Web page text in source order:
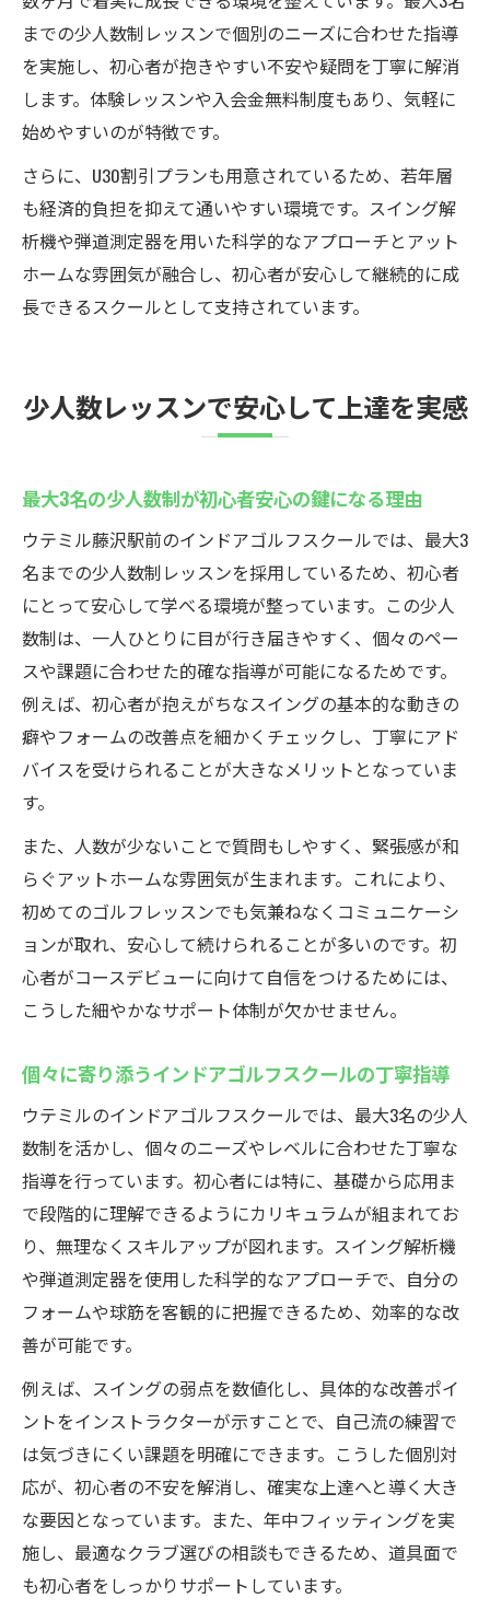
までの少人数制レッスンで個別のニーズに合わせた指導
を実施し、初心者が抱きやすい不安や疑問を丁寧に解消
します。体験レッスンや入会金無料制度もあり、気軽に
始めやすいのが特徴です。
さらに、U30割引プランも用意されているため、若年層
も経済的負担を抑えて通いやすい環境です。スイング解
析機や弾道測定器を用いた科学的なアプローチとアット
ホームな雰囲気が融合し、初心者が安心して継続的に成
長できるスクールとして支持されています。
少人数レッスンで安心して上達を実感
最大3名の少人数制が初心者安心の鍵になる理由
ウテミル藤沢駅前のインドアゴルフスクールでは、最大3
名までの少人数制レッスンを採用しているため、初心者
にとって安心して学べる環境が整っています。この少人
数制は、一人ひとりに目が行き届きやすく、個々のペー
スや課題に合わせた的確な指導が可能になるためです。
例えば、初心者が抱えがちなスイングの基本的な動きの
癖やフォームの改善点を細かくチェックし、丁寧にアド
バイスを受けられることが大きなメリットとなっていま
す。
また、人数が少ないことで質問もしやすく、緊張感が和
らぐアットホームな雰囲気が生まれます。これにより、
初めてのゴルフレッスンでも気兼ねなくコミュニケーシ
ョンが取れ、安心して続けられることが多いのです。初
心者がコースデビューに向けて自信をつけるためには、
こうした細やかなサポート体制が欠かせません。
個々に寄り添うインドアゴルフスクールの丁寧指導
ウテミルのインドアゴルフスクールでは、最大3名の少人
数制を活かし、個々のニーズやレベルに合わせた丁寧な
指導を行っています。初心者には特に、基礎から応用ま
で段階的に理解できるようにカリキュラムが組まれてお
り、無理なくスキルアップが図れます。スイング解析機
や弾道測定器を使用した科学的なアプローチで、自分の
フォームや球筋を客観的に把握できるため、効率的な改
善が可能です。
例えば、スイングの弱点を数値化し、具体的な改善ポイ
ントをインストラクターが示すことで、自己流の練習で
は気づきにくい課題を明確にできます。こうした個別対
応が、初心者の不安を解消し、確実な上達へと導く大き
な要因となっています。また、年中フィッティングを実
施し、最適なクラブ選びの相談もできるため、道具面で
も初心者をしっかりサポートしています。